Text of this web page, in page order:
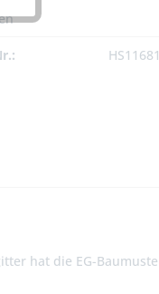
HS11681
hat die EG-